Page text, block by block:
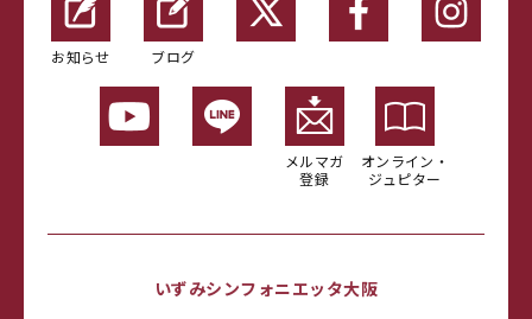
お知らせ ブログ
メルマガ
登録
オンライン・
ジュピター
いずみシンフォニエッタ大阪